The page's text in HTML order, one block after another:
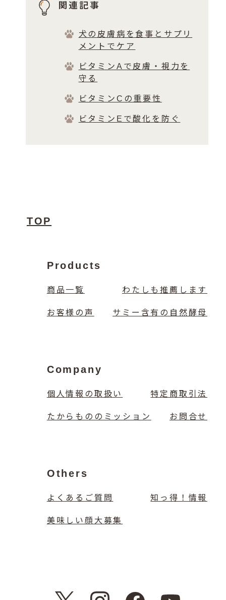
関連記事
犬の皮膚病を食事とサプリ
メントでケア
ビタミンAで皮膚・視力を
守る
ビタミンCの重要性
ビタミンEで酸化を防ぐ
TOP
Products
商品一覧 わたしも推薦します
お客様の声 サミー含有の自然酵母
Company
個人情報の取扱い 特定商取引法
たからもののミッション お問合せ
Others
よくあるご質問 知っ得！情報
美味しい顔大募集